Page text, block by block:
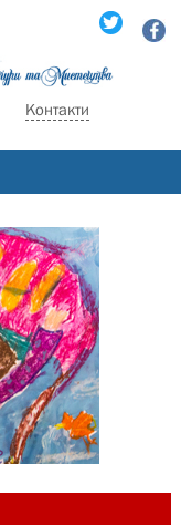
Контакти